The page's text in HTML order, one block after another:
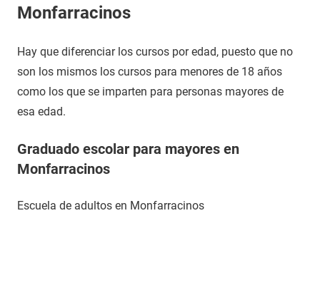
Monfarracinos
Hay que diferenciar los cursos por edad, puesto que no
son los mismos los cursos para menores de 18 años
como los que se imparten para personas mayores de
esa edad.
Graduado escolar para mayores en
Monfarracinos
Escuela de adultos en Monfarracinos